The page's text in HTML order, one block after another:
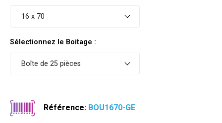
16 x 70
Sélectionnez le Boitage :
Boîte de 25 pièces
Référence: BOU1670-GE